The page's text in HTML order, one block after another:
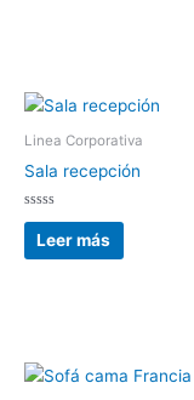
Linea Corporativa
Sala recepción
Valorado
con
de
Leer más